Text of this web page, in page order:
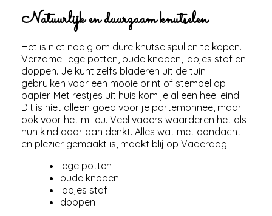
Natuurlijk en duurzaam knutselen
Het is niet nodig om dure knutselspullen te kopen.
Verzamel lege potten, oude knopen, lapjes stof en
doppen. Je kunt zelfs bladeren uit de tuin
gebruiken voor een mooie print of stempel op
papier. Met restjes uit huis kom je al een heel eind.
Dit is niet alleen goed voor je portemonnee, maar
ook voor het milieu. Veel vaders waarderen het als
hun kind daar aan denkt. Alles wat met aandacht
en plezier gemaakt is, maakt blij op Vaderdag.
lege potten
oude knopen
lapjes stof
doppen